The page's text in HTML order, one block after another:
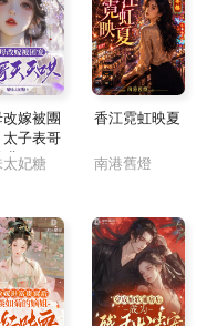
嫁被團
子表哥
妃糖
香江霓虹映夏
南港舊燈